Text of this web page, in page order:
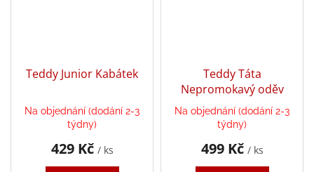
Teddy Junior Kabátek
Na objednání (dodání 2-3
týdny)
429 Kč / ks
Teddy Táta
Nepromokavý oděv
Na objednání (dodání 2-3
týdny)
499 Kč / ks